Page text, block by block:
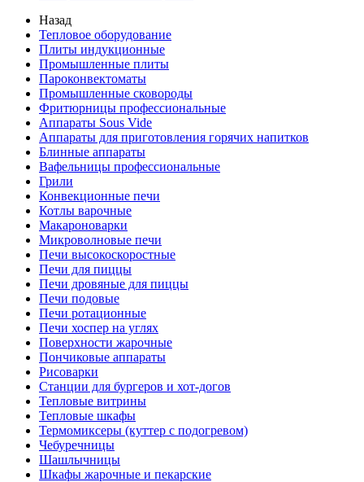
Назад
Тепловое оборудование
Плиты индукционные
Промышленные плиты
Пароконвектоматы
Промышленные сковороды
Фритюрницы профессиональные
Аппараты Sous Vide
Аппараты для приготовления горячих напитков
Блинные аппараты
Вафельницы профессиональные
Грили
Конвекционные печи
Котлы варочные
Макароноварки
Микроволновые печи
Печи высокоскоростные
Печи для пиццы
Печи дровяные для пиццы
Печи подовые
Печи ротационные
Печи хоспер на углях
Поверхности жарочные
Пончиковые аппараты
Рисоварки
Станции для бургеров и хот-догов
Тепловые витрины
Тепловые шкафы
Термомиксеры (куттер с подогревом)
Чебуречницы
Шашлычницы
Шкафы жарочные и пекарские